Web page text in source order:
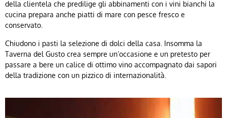
della clientela che predilige gli abbinamenti con i vini bianchi la
cucina prepara anche piatti di mare con pesce fresco e
conservato.
Chiudono i pasti la selezione di dolci della casa. Insomma la
Taverna del Gusto crea sempre un’occasione e un pretesto per
passare a bere un calice di ottimo vino accompagnato dai sapori
della tradizione con un pizzico di internazionalità.